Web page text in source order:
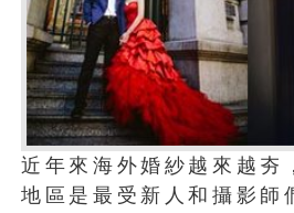
近年來海外婚紗越來越夯
地區是最受新人和攝影師